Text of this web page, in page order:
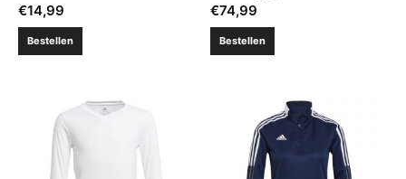
€14,99
Bestellen
€74,99
Bestellen